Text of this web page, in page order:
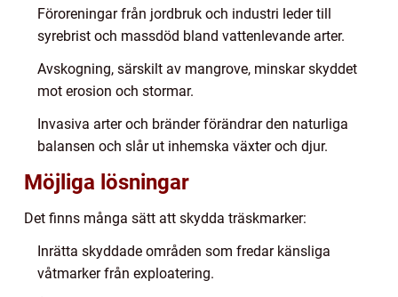
Föroreningar från jordbruk och industri leder till
syrebrist och massdöd bland vattenlevande arter.
Avskogning, särskilt av mangrove, minskar skyddet
mot erosion och stormar.
Invasiva arter och bränder förändrar den naturliga
balansen och slår ut inhemska växter och djur.
Möjliga lösningar
Det finns många sätt att skydda träskmarker:
Inrätta skyddade områden som fredar känsliga
våtmarker från exploatering.